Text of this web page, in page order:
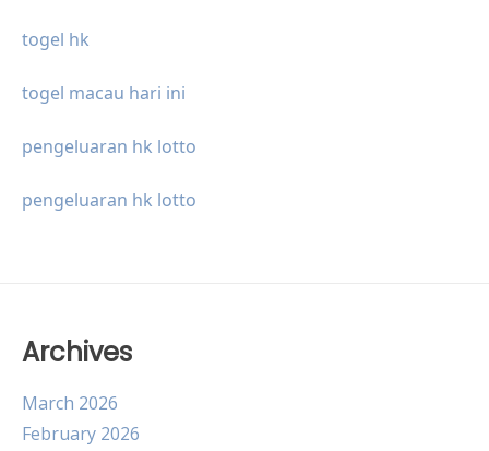
togel hk
togel macau hari ini
pengeluaran hk lotto
pengeluaran hk lotto
Archives
March 2026
February 2026